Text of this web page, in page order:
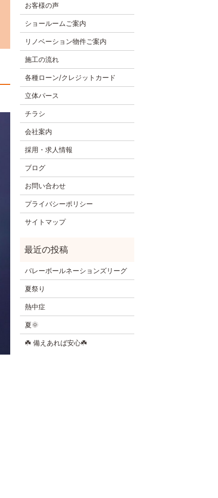
お客様の声
ショールームご案内
リノベーション物件ご案内
施工の流れ
各種ローン/クレジットカード
立体パース
チラシ
会社案内
採用・求人情報
ブログ
お問い合わせ
プライバシーポリシー
サイトマップ
バレーボールネーションズリーグ
夏祭り
熱中症
夏🌞
☘️ 備えあれば安心☘️